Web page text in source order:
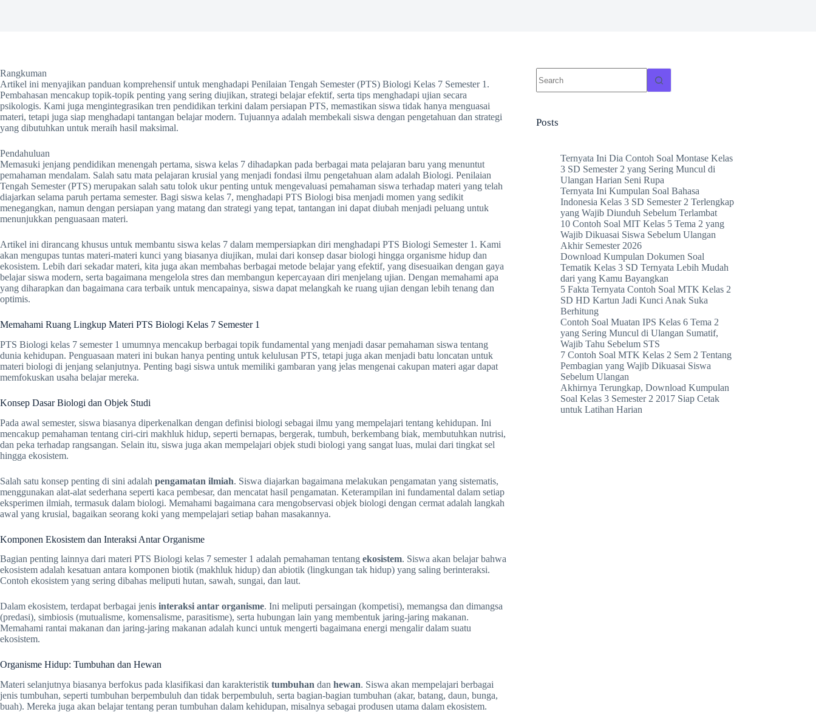
Rangkuman
Artikel ini menyajikan panduan komprehensif untuk menghadapi Penilaian Tengah Semester (PTS) Biologi Kelas 7 Semester 1.
Pembahasan mencakup topik-topik penting yang sering diujikan, strategi belajar efektif, serta tips menghadapi ujian secara
psikologis. Kami juga mengintegrasikan tren pendidikan terkini dalam persiapan PTS, memastikan siswa tidak hanya menguasai
materi, tetapi juga siap menghadapi tantangan belajar modern. Tujuannya adalah membekali siswa dengan pengetahuan dan strategi
yang dibutuhkan untuk meraih hasil maksimal.
Pendahuluan
Memasuki jenjang pendidikan menengah pertama, siswa kelas 7 dihadapkan pada berbagai mata pelajaran baru yang menuntut
pemahaman mendalam. Salah satu mata pelajaran krusial yang menjadi fondasi ilmu pengetahuan alam adalah Biologi. Penilaian
Tengah Semester (PTS) merupakan salah satu tolok ukur penting untuk mengevaluasi pemahaman siswa terhadap materi yang telah
diajarkan selama paruh pertama semester. Bagi siswa kelas 7, menghadapi PTS Biologi bisa menjadi momen yang sedikit
menegangkan, namun dengan persiapan yang matang dan strategi yang tepat, tantangan ini dapat diubah menjadi peluang untuk
menunjukkan penguasaan materi.
Artikel ini dirancang khusus untuk membantu siswa kelas 7 dalam mempersiapkan diri menghadapi PTS Biologi Semester 1. Kami
akan mengupas tuntas materi-materi kunci yang biasanya diujikan, mulai dari konsep dasar biologi hingga organisme hidup dan
ekosistem. Lebih dari sekadar materi, kita juga akan membahas berbagai metode belajar yang efektif, yang disesuaikan dengan gaya
belajar siswa modern, serta bagaimana mengelola stres dan membangun kepercayaan diri menjelang ujian. Dengan memahami apa
yang diharapkan dan bagaimana cara terbaik untuk mencapainya, siswa dapat melangkah ke ruang ujian dengan lebih tenang dan
optimis.
Memahami Ruang Lingkup Materi PTS Biologi Kelas 7 Semester 1
PTS Biologi kelas 7 semester 1 umumnya mencakup berbagai topik fundamental yang menjadi dasar pemahaman siswa tentang
dunia kehidupan. Penguasaan materi ini bukan hanya penting untuk kelulusan PTS, tetapi juga akan menjadi batu loncatan untuk
materi biologi di jenjang selanjutnya. Penting bagi siswa untuk memiliki gambaran yang jelas mengenai cakupan materi agar dapat
memfokuskan usaha belajar mereka.
Konsep Dasar Biologi dan Objek Studi
Pada awal semester, siswa biasanya diperkenalkan dengan definisi biologi sebagai ilmu yang mempelajari tentang kehidupan. Ini
mencakup pemahaman tentang ciri-ciri makhluk hidup, seperti bernapas, bergerak, tumbuh, berkembang biak, membutuhkan nutrisi,
dan peka terhadap rangsangan. Selain itu, siswa juga akan mempelajari objek studi biologi yang sangat luas, mulai dari tingkat sel
hingga ekosistem.
Salah satu konsep penting di sini adalah pengamatan ilmiah. Siswa diajarkan bagaimana melakukan pengamatan yang sistematis,
menggunakan alat-alat sederhana seperti kaca pembesar, dan mencatat hasil pengamatan. Keterampilan ini fundamental dalam setiap
eksperimen ilmiah, termasuk dalam biologi. Memahami bagaimana cara mengobservasi objek biologi dengan cermat adalah langkah
awal yang krusial, bagaikan seorang koki yang mempelajari setiap bahan masakannya.
Komponen Ekosistem dan Interaksi Antar Organisme
Bagian penting lainnya dari materi PTS Biologi kelas 7 semester 1 adalah pemahaman tentang ekosistem. Siswa akan belajar bahwa
ekosistem adalah kesatuan antara komponen biotik (makhluk hidup) dan abiotik (lingkungan tak hidup) yang saling berinteraksi.
Contoh ekosistem yang sering dibahas meliputi hutan, sawah, sungai, dan laut.
Dalam ekosistem, terdapat berbagai jenis interaksi antar organisme. Ini meliputi persaingan (kompetisi), memangsa dan dimangsa
(predasi), simbiosis (mutualisme, komensalisme, parasitisme), serta hubungan lain yang membentuk jaring-jaring makanan.
Memahami rantai makanan dan jaring-jaring makanan adalah kunci untuk mengerti bagaimana energi mengalir dalam suatu
ekosistem.
Organisme Hidup: Tumbuhan dan Hewan
Materi selanjutnya biasanya berfokus pada klasifikasi dan karakteristik tumbuhan dan hewan. Siswa akan mempelajari berbagai
jenis tumbuhan, seperti tumbuhan berpembuluh dan tidak berpembuluh, serta bagian-bagian tumbuhan (akar, batang, daun, bunga,
buah). Mereka juga akan belajar tentang peran tumbuhan dalam kehidupan, misalnya sebagai produsen utama dalam ekosistem.
results
Posts
Ternyata Ini Dia Contoh Soal Montase Kelas
3 SD Semester 2 yang Sering Muncul di
Ulangan Harian Seni Rupa
Ternyata Ini Kumpulan Soal Bahasa
Indonesia Kelas 3 SD Semester 2 Terlengkap
yang Wajib Diunduh Sebelum Terlambat
10 Contoh Soal MIT Kelas 5 Tema 2 yang
Wajib Dikuasai Siswa Sebelum Ulangan
Akhir Semester 2026
Download Kumpulan Dokumen Soal
Tematik Kelas 3 SD Ternyata Lebih Mudah
dari yang Kamu Bayangkan
5 Fakta Ternyata Contoh Soal MTK Kelas 2
SD HD Kartun Jadi Kunci Anak Suka
Berhitung
Contoh Soal Muatan IPS Kelas 6 Tema 2
yang Sering Muncul di Ulangan Sumatif,
Wajib Tahu Sebelum STS
7 Contoh Soal MTK Kelas 2 Sem 2 Tentang
Pembagian yang Wajib Dikuasai Siswa
Sebelum Ulangan
Akhirnya Terungkap, Download Kumpulan
Soal Kelas 3 Semester 2 2017 Siap Cetak
untuk Latihan Harian